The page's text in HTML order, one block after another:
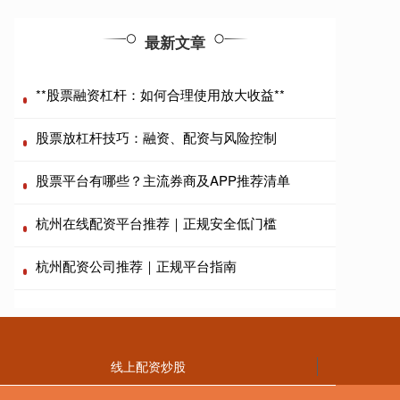
最新文章
**股票融资杠杆：如何合理使用放大收益**
股票放杠杆技巧：融资、配资与风险控制
股票平台有哪些？主流券商及APP推荐清单
杭州在线配资平台推荐｜正规安全低门槛
杭州配资公司推荐｜正规平台指南
线上配资炒股